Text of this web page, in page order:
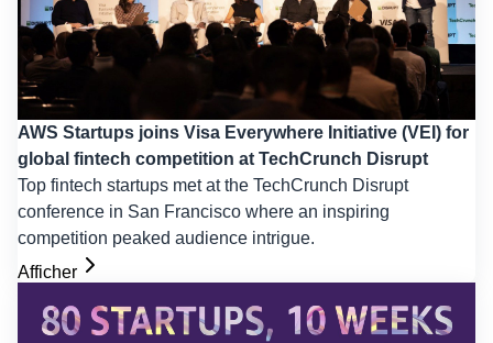
AWS Startups joins Visa Everywhere Initiative (VEI) for
global fintech competition at TechCrunch Disrupt
Top fintech startups met at the TechCrunch Disrupt
conference in San Francisco where an inspiring
competition peaked audience intrigue.
Afficher